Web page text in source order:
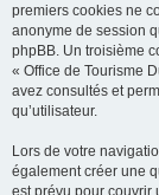
premiers cookies ne
anonyme de session
phpBB. Un troisième
« Office de Tourisme
avez consultés et
qu’utilisateur.
Lors de votre
également créer une
est prévu pour couvrir